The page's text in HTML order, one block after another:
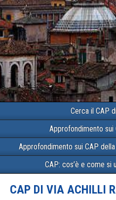
Cerca il CAP
Approfondimento
Approfondimento sui CAP
CAP: cos’è e come si
CAP DI VIA ACHILLI